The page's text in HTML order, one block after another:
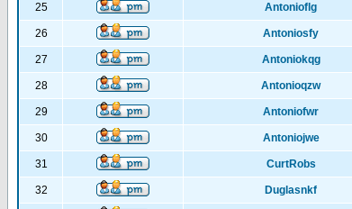
25 Antonioflg
26 Antoniosfy
27 Antoniokqg
28 Antonioqzw
29 Antoniofwr
30 Antoniojwe
31 CurtRobs
32 Duglasnkf